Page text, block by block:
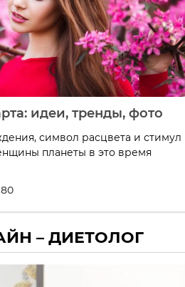
идеи, тренды, фото
символ расцвета и стимул
планеты в это время
– ДИЕТОЛОГ